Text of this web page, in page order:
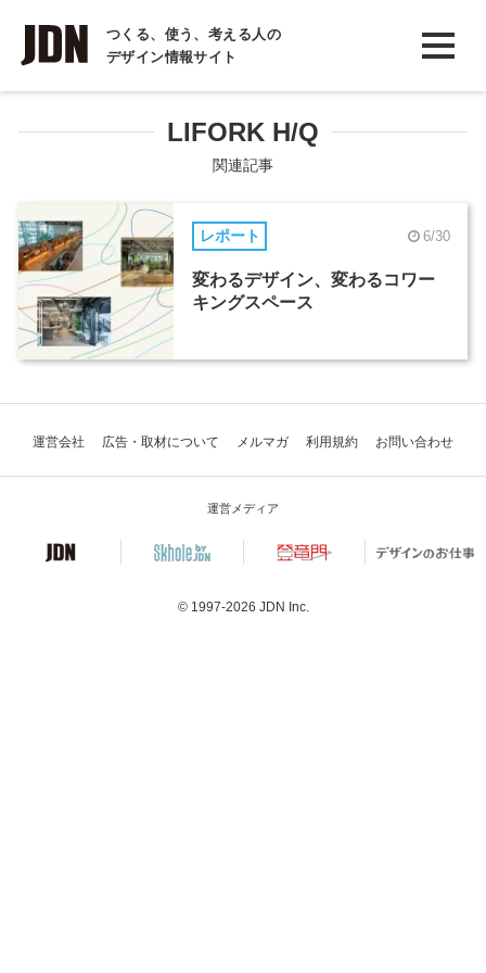
つくる、使う、考える人の
デザイン情報サイト
INTERVIEW
インタビュー
COLUMN
コラム
LIFORK H/Q
関連記事
レポート 6/30
変わるデザイン、変わるコワー
キングスペース
運営会社 広告・取材について メルマガ 利用規約 お問い合わせ
運営メディア
© 1997-2026 JDN Inc.